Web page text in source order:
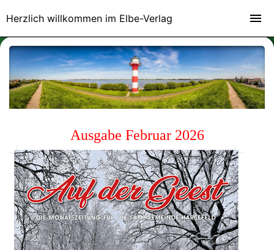
Ausgabe Februar 2026
Herzlich willkommen im Elbe-Verlag